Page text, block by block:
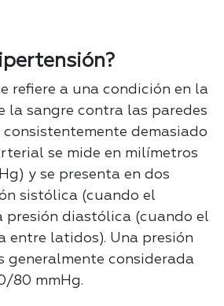
refiere a una condición en la
la sangre contra las paredes
demasiado
se mide en milímetros
y se presenta en dos
sistólica (cuando el
presión diastólica (cuando el
entre latidos). Una presión
generalmente considerada
80 mmHg.